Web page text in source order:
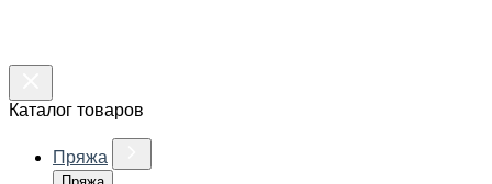
Каталог товаров
Пряжа